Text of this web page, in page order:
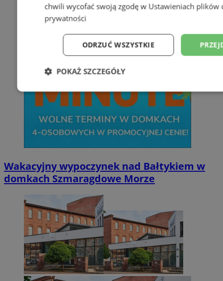
Wakacyjny wypoczynek nad Bałtykiem w
domkach Szmaragdowe Morze
chwili wycofać swoją zgodę w Ustawieniach plików
prywatności
ODRZUĆ WSZYSTKIE
POKAŻ SZCZEGÓŁY
Niezbędne Wydajność
Niesklasyfikowane
Niezbędne Wydajność
Niezbędne pliki cookie umożliwiają korzystanie z podstawowych
takich jak logowanie użytkownika i zarządzanie kontem. Bez
można prawidłowo korzystać ze strony internetowej.
Nazwa
Provider/
Domena
SessID
zabrze.com.pl